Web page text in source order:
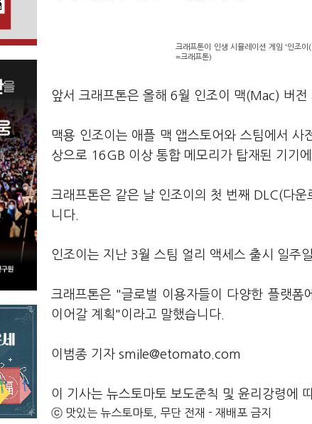
크래프톤이 인생 시뮬레이션 게임 '인조
=크래프톤)
앞서 크래프톤은 올해 6월 인조이 맥(Mac) 버
맥용 인조이는 애플 맥 앱스토어와 스팀에서
상으로 16GB 이상 통합 메모리가 탑재된 기기
크래프톤은 같은 날 인조이의 첫 번째 DLC(다
니다.
인조이는 지난 3월 스팀 얼리 액세스 출시 일주
크래프톤은 "글로벌 이용자들이 다양한 플랫
이어갈 계획"이라고 말했습니다.
이범종 기자 smile@etomato.com
이 기사는 뉴스토마토 보도준칙 및 윤리강령에
ⓒ 맛있는 뉴스토마토, 무단 전재 - 재배포 금지